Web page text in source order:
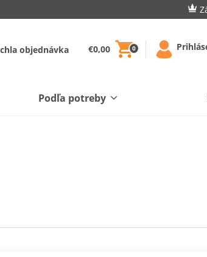
objednávka €0,00 0
Podľa potreby